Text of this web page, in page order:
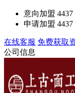
意向加盟 4437
申请加盟 4437
在线客服 免费获取
公司信息